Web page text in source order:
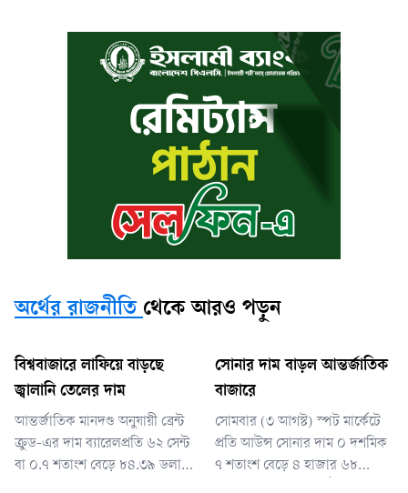
অর্থের রাজনীতি থেকে আরও পড়ুন
বিশ্ববাজারে লাফিয়ে বাড়ছে
জ্বালানি তেলের দাম
আন্তর্জাতিক মানদণ্ড অনুযায়ী ব্রেন্ট
ক্রুড-এর দাম ব্যারেলপ্রতি ৬২ সেন্ট
বা ০.৭ শতাংশ বেড়ে ৮৪.৩৯ ডলারে
সোনার দাম বাড়ল আন্তর্জাতিক
বাজারে
সোমবার (৩ আগস্ট) স্পট মার্কেটে
প্রতি আউন্স সোনার দাম ০ দশমিক
৭ শতাংশ বেড়ে ৪ হাজার ৬৮